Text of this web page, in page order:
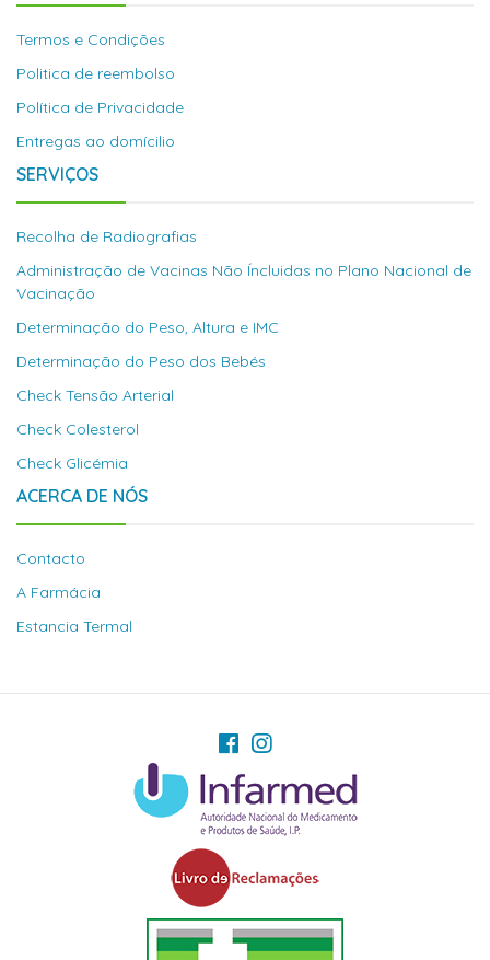
Termos e Condições
Politica de reembolso
Política de Privacidade
Entregas ao domícilio
SERVIÇOS
Recolha de Radiografias
Administração de Vacinas Não Íncluidas no Plano Nacional de
Vacinação
Determinação do Peso, Altura e IMC
Determinação do Peso dos Bebés
Check Tensão Arterial
Check Colesterol
Check Glicémia
ACERCA DE NÓS
Contacto
A Farmácia
Estancia Termal